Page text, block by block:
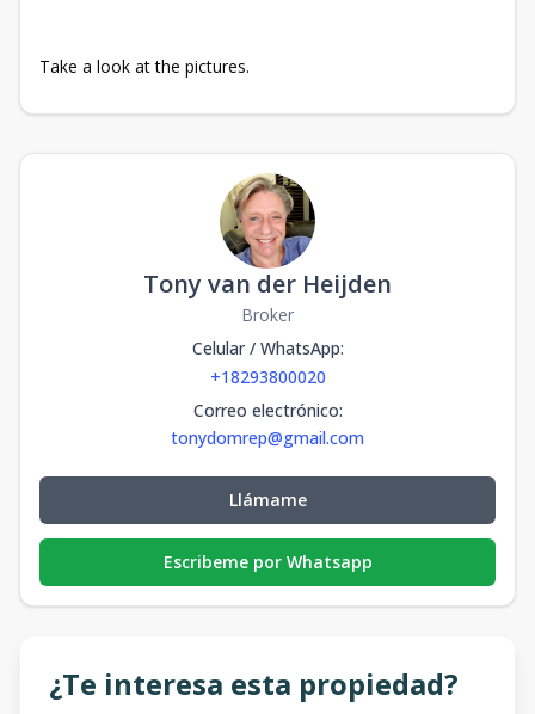
Take a look at the pictures.
Tony van der Heijden
Broker
Celular / WhatsApp:
+18293800020
Correo electrónico:
tonydomrep@gmail.com
Llámame
Escribeme por Whatsapp
¿Te interesa esta propiedad?